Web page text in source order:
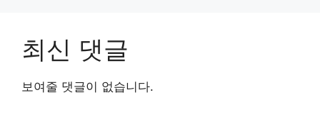
최신 댓글
보여줄 댓글이 없습니다.